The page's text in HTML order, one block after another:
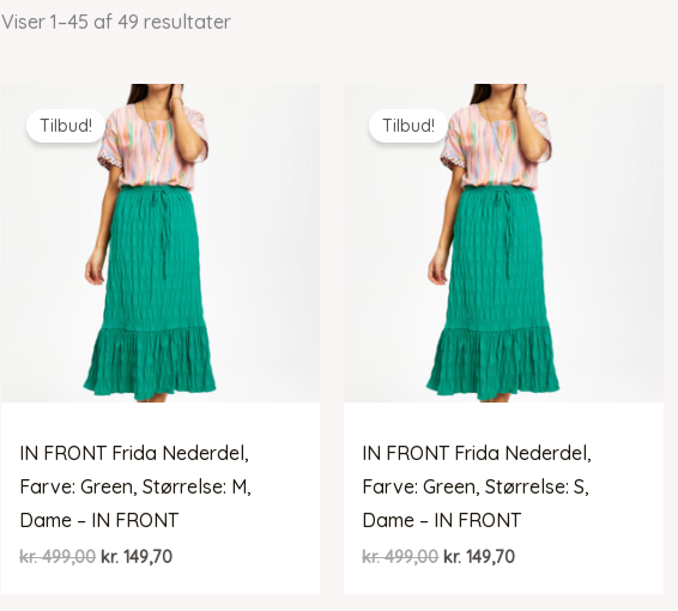
Viser 1–45 af 49 resultater
Tilbud!
IN FRONT Frida Nederdel,
Farve: Green, Størrelse: M,
Dame – IN FRONT
kr.499,00 Den
kr. 149,70Den
Tilbud!
IN FRONT Frida Nederdel,
Farve: Green, Størrelse: S,
Dame – IN FRONT
kr.499,00 Den
kr. 149,70Den